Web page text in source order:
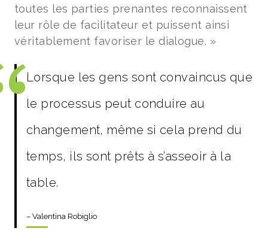
toutes les parties prenantes reconnaissent
leur rôle de facilitateur et puissent ainsi
véritablement favoriser le dialogue. »
Lorsque les gens sont convaincus que
le processus peut conduire au
changement, même si cela prend du
temps, ils sont prêts à s’asseoir à la
table.
– Valentina Robiglio